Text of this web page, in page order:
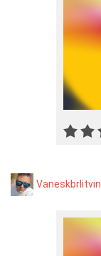
Vaneskbrlitvin